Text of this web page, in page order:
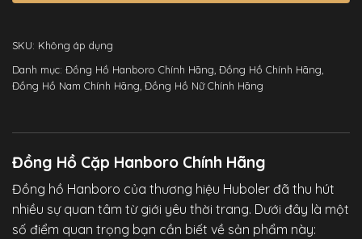
SKU: Không áp dụng
Danh mục: Đồng Hồ Hanboro Chính Hãng Đồng Hồ Chính Hãng
Đồng Hồ Nam Chính Hãng Đồng Hồ Nữ Chính Hãng
Đồng Hồ Cặp Hanboro Chính Hãng
Đồng hồ Hanboro của thương hiệu Huboler đã thu hút
nhiều sự quan tâm từ giới yêu thời trang. Dưới đây là một
số điểm quan trọng bạn cần biết về sản phẩm này: